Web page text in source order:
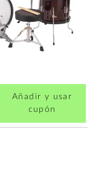
Añadir y usar
cupón